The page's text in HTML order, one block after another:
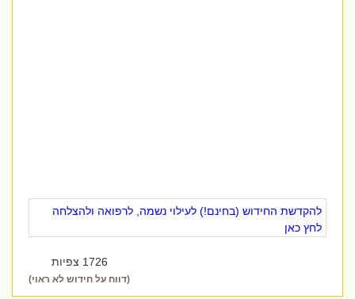
להקדשת החידוש (בחינם!) לעילוי נשמה, לרפואה ולהצלחה
לחץ כאן
1726 צפיות
(דווח על חידוש לא ראוי)